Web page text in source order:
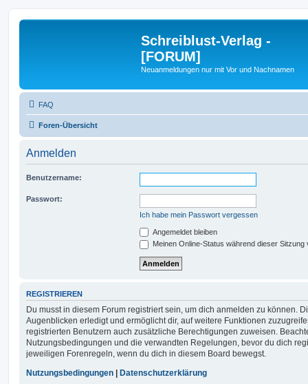
Schreiblust-Verlag -
[FORUM]
Neuanmeldungen nur mit Vor und Nachnamen
FAQ
Foren-Übersicht
Anmelden
Benutzername:
Passwort:
Ich habe mein Passwort vergessen
Angemeldet bleiben
Meinen Online-Status während dieser Sitzung
REGISTRIEREN
Du musst in diesem Forum registriert sein, um dich anmelden zu können.
Augenblicken erledigt und ermöglicht dir, auf weitere Funktionen
registrierten Benutzern auch zusätzliche Berechtigungen zuweisen.
Nutzungsbedingungen und die verwandten Regelungen, bevor du dich
jeweiligen Forenregeln, wenn du dich in diesem Board bewegst.
Nutzungsbedingungen
Datenschutzerklärung